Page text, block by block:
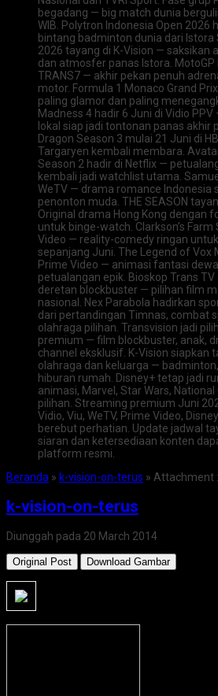
begadang — big match dunia
WIB. Polytron Indonesia Open 2026
bintang badminton dunia dari Istora
2026 tayang di K-Vision — saksikan
dan atmosfer panas Istora. MotoGP
TRANS7 — akhir pekan penuh
motor. Formula 1 Monaco Grand
paling glamor dan paling
Madness 4 hadir 6 Juni di Vidio
lokal siap jadi tontonan panas akhir
Dragon Season 3 mulai 21 Juni di
Targaryen kembali membara.
Season 2 hadir di Netflix —
kembali jadi watchlist utama.
WeTV — drama romance Indonesia
penonton muda. THE SEASON
Original drama Hong Kong dengan
untuk binge-watch. Clarkson’s
Video — reality-comedy ringan
sepanjang Juni. The Legend of Vox
Prime Video — animasi fantasi
petualangan epik. Bioskop Trans
deretan blockbuster — pilihan film
nasional. Nex Parabola hadirkan
dari pertandingan Timnas, combat
olahraga pilihan. Transvision jadi
premium — film blockbuster, anak,
channel eksklusif. K-Vision siapkan
olahraga dan keluarga —
hiburan rumah. Disney+ tetap jadi
animasi, Marvel, Star Wars,
pilihan. Streaming premium Juni
Vidio, Viu, WeTV, Prime Video,
berebut perhatian. Update jadwal
siaran dan ketersediaan konten
platform resmi.
Beranda » k-vision-on-terus » Attachment
k-vision-on-terus
Diunggah pada 20 March 2014
Original Post Download Gambar